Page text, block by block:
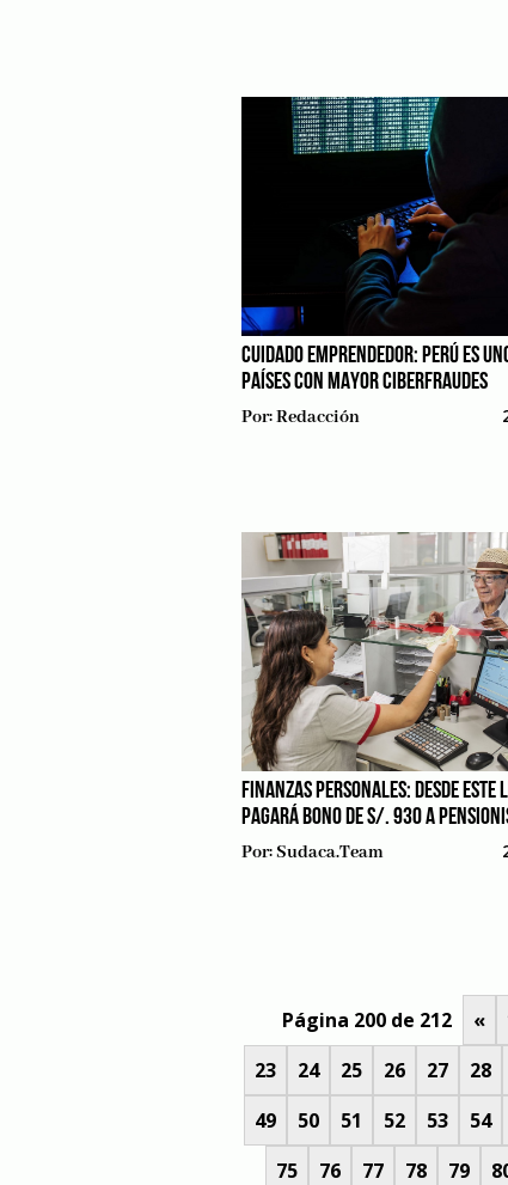
CUIDADO EMPRENDEDOR: PERÚ ES
PAÍSES CON MAYOR CIBERFRAUDES
Por:Redacción
FINANZAS PERSONALES: DESDE ESTE
PAGARÁ BONO DE S/. 930 A
Por:Sudaca.team
Página 200 de 212 «
23
24 25 26 27 28
49
50 51 52 53 54
75
76 77 78 79